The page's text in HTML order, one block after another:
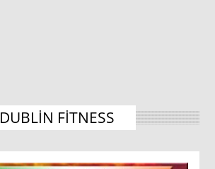
DUBLIN FITNESS